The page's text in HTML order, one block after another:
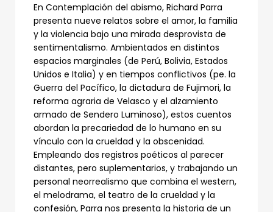
En Contemplación del abismo, Richard Parra
presenta nueve relatos sobre el amor, la familia
y la violencia bajo una mirada desprovista de
sentimentalismo. Ambientados en distintos
espacios marginales (de Perú, Bolivia, Estados
Unidos e Italia) y en tiempos conflictivos (pe. la
Guerra del Pacífico, la dictadura de Fujimori, la
reforma agraria de Velasco y el alzamiento
armado de Sendero Luminoso), estos cuentos
abordan la precariedad de lo humano en su
vínculo con la crueldad y la obscenidad.
Empleando dos registros poéticos al parecer
distantes, pero suplementarios, y trabajando un
personal neorrealismo que combina el western,
el melodrama, el teatro de la crueldad y la
confesión, Parra nos presenta la historia de un